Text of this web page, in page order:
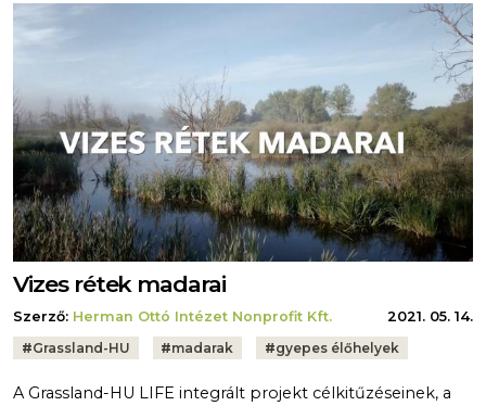
Vizes rétek madarai
Szerző: Herman Ottó Intézet Nonprofit Kft.
2021. 05. 14.
Tags:
#Grassland-HU #madarak #gyepes élőhelyek
A Grassland-HU LIFE integrált projekt célkitűzéseinek, a